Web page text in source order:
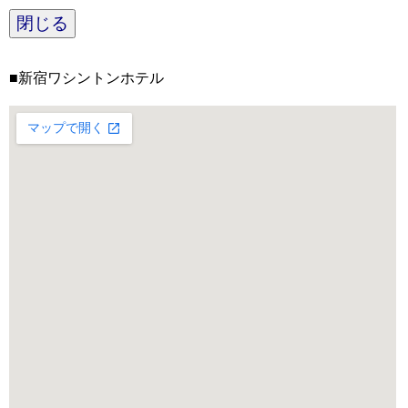
閉じる
■新宿ワシントンホテル